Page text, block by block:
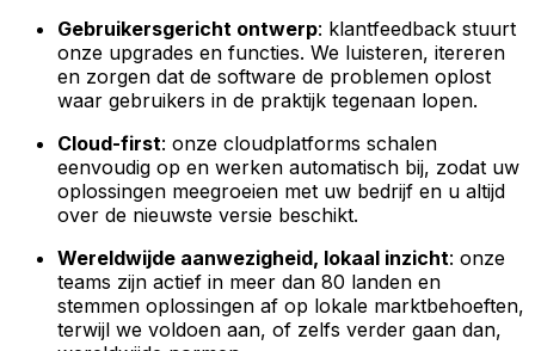
Gebruikersgericht ontwerp: klantfeedback stuurt
onze upgrades en functies. We luisteren, itereren
en zorgen dat de software de problemen oplost
waar gebruikers in de praktijk tegenaan lopen.
Cloud-first: onze cloudplatforms schalen
eenvoudig op en werken automatisch bij, zodat uw
oplossingen meegroeien met uw bedrijf en u altijd
over de nieuwste versie beschikt.
Wereldwijde aanwezigheid, lokaal inzicht: onze
teams zijn actief in meer dan 80 landen en
stemmen oplossingen af op lokale marktbehoeften,
terwijl we voldoen aan, of zelfs verder gaan dan,